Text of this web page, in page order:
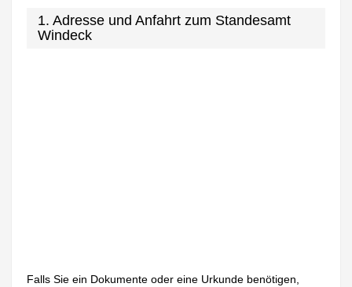
1. Adresse und Anfahrt zum Standesamt
Windeck
Falls Sie ein Dokumente oder eine Urkunde benötigen,